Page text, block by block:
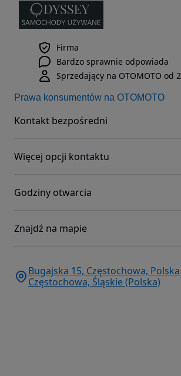
Firma
Bardzo sprawnie odpowiada
Sprzedający na OTOMOTO od
Prawa konsumentów na OTOMOTO
Kontakt bezpośredni
Więcej opcji kontaktu
Godziny otwarcia
Znajdź na mapie
Bugajska 15, Częstochowa,
Częstochowa, Śląskie (Polska)